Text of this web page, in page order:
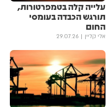
עלייה קלה בטמפרטורות,
תורגש הכבדה בעומסי
החום
אלי קליין 29.07.26